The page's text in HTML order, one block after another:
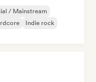
/ Mainstream
Indie rock